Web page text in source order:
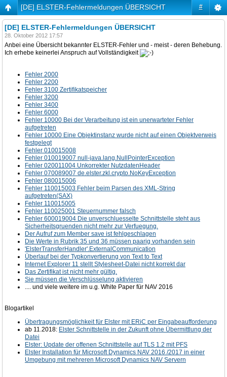
#
[DE] ELSTER-Fehlermeldungen ÜBERSICHT
[DE] ELSTER-Fehlermeldungen ÜBERSICHT
28. Oktober 2012 17:57
Anbei eine Übersicht bekannter ELSTER-Fehler und - meist - deren Behebung.
Ich erhebe keinerlei Anspruch auf Vollständigkeit
Fehler 2000
Fehler 2200
Fehler 3100 Zertifikatspeicher
Fehler 3200
Fehler 3400
Fehler 6000
Fehler 10000 Bei der Verarbeitung ist ein unerwarteter Fehler
aufgetreten
Fehler 10000 Eine Objektinstanz wurde nicht auf einen Objektverweis
festgelegt
Fehler 010015008
Fehler 010019007 null-java.lang.NullPointerException
Fehler 020011004 Unkorrekter NutzdatenHeader
Fehler 070089007 de.elster.zkl.crypto.NoKeyException
Fehler 080015006
Fehler 110015003 Fehler beim Parsen des XML-String
aufgetreten(SAX)
Fehler 110015005
Fehler 110025001 Steuernummer falsch
Fehler 600019004 Die unverschluesselte Schnittstelle steht aus
Sicherheitsgruenden nicht mehr zur Verfuegung.
Der Aufruf zum Member save ist fehlgeschlagen
Die Werte in Rubrik 35 und 36 müssen paarig vorhanden sein
'ElsterTransferHandler'.ExternalCommunication
Überlauf bei der Typkonvertierung von Text to Text
Internet Explorer 11 stellt Stylesheet-Datei nicht korrekt dar
Das Zertifikat ist nicht mehr gültig.
Sie müssen die Verschlüsselung aktivieren
.... und viele weitere im u.g. White Paper für NAV 2016
Blogartikel
Übertragungsmöglichkeit für Elster mit ERiC per Eingabeaufforderung
ab 11.2018: Elster Schnittstelle in der Zukunft ohne Übermittlung der
Datei
Elster: Update der offenen Schnittstelle auf TLS 1.2 mit PFS
Elster Installation für Microsoft Dynamics NAV 2016 /2017 in einer
Umgebung mit mehreren Microsoft Dynamics NAV Servern